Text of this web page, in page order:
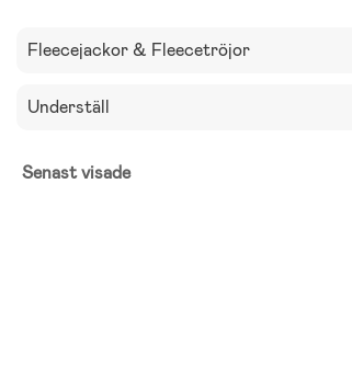
Fleecejackor & Fleecetröjor
Underställ
Senast visade